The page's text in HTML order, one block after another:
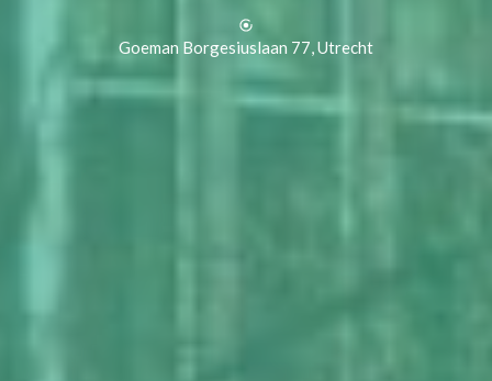
Goeman Borgesiuslaan 77, Utrecht